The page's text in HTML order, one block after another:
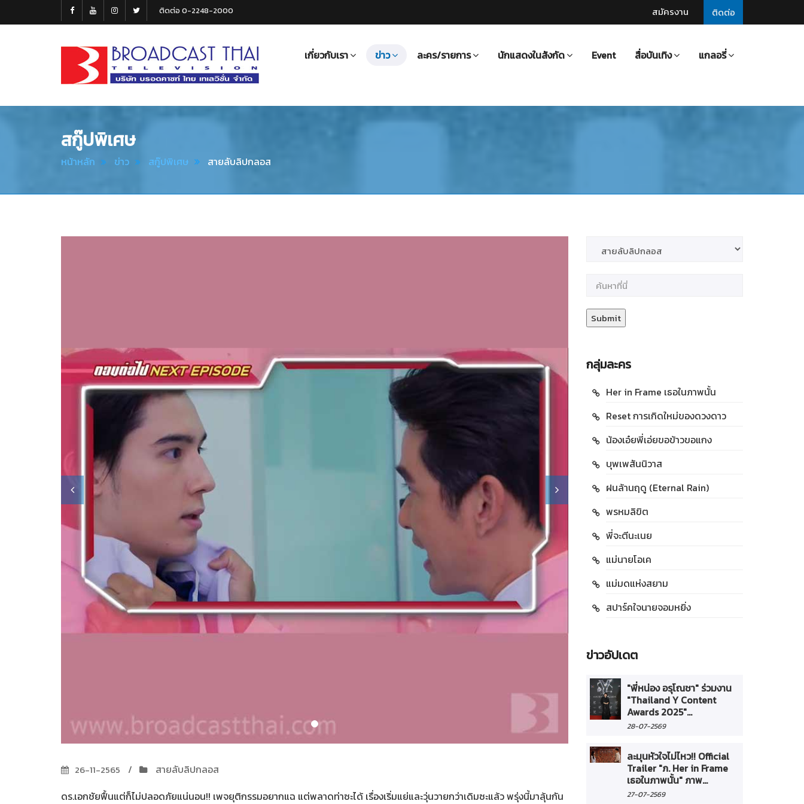
ติดต่อ
สมัครงาน
ติดต่อ 0-2248-2000
Thai
เกี่ยวกับเรา ข่าว ละคร/รายการ นักแสดงในสังกัด Event สื่อบันเทิง แกลอรี่
สกู๊ปพิเศษ
หน้าหลัก ข่าว สกู๊ปพิเศษ สายลับลิปกลอส
26-11-2565
สายลับลิปกลอส
ดร.เอกชัยฟื้นแต่ก็ไม่ปลอดภัยแน่นอน!! เพจยุติกรรมอยากแฉ แต่พลาดท่าซะได้ เรื่องเริ่มแย่และวุ่นวายกว่าเดิมซะแล้ว พรุ่งนี้มาลุ้นกัน
กลุ่มละคร
Her in Frame เธอในภาพนั้น
Reset การเกิดใหม่ของดวงดาว
น้องเอ๋ยพี่เอ่ยขอข้าวขอแกง
บุพเพสันนิวาส
ฝนล้านฤดู (Eternal Rain)
พรหมลิขิต
พี่จะตีนะเนย
แม่นายโอเค
แม่มดแห่งสยาม
สปาร์คใจนายจอมหยิ่ง
ข่าวอัปเดต
"พี่หน่อง อรุโณชา" ร่วมงาน
"Thailand Y Content
Awards 2025"...
28-07-2569
ละมุนหัวใจไม่ไหว!! Official
Trailer "ภ. Her in Frame
เธอในภาพนั้น" ภาพ...
27-07-2569